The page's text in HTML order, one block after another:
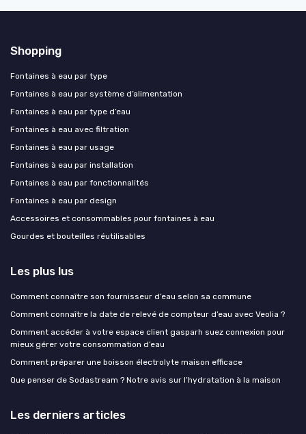
Shopping
Fontaines à eau par type
Fontaines à eau par système d’alimentation
Fontaines à eau par type d’eau
Fontaines à eau avec filtration
Fontaines à eau par usage
Fontaines à eau par installation
Fontaines à eau par fonctionnalités
Fontaines à eau par design
Accessoires et consommables pour fontaines à eau
Gourdes et bouteilles réutilisables
Les plus lus
Comment connaître son fournisseur d’eau selon sa commune
Comment connaître la date de relevé de compteur d’eau avec Veolia ?
Comment accéder à votre espace client gasparh suez connexion pour
mieux gérer votre consommation d’eau
Comment préparer une boisson électrolyte maison efficace
Que penser de Sodastream ? Notre avis sur l’hydratation à la maison
Les derniers articles